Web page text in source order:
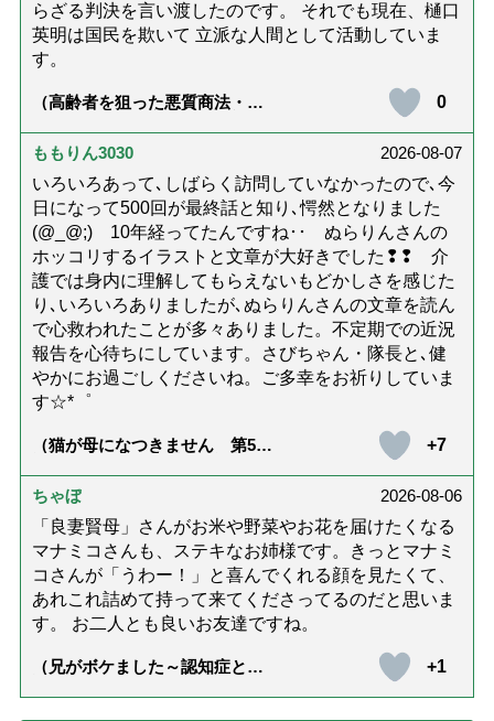
らざる判決を言い渡したのです。 それでも現在、樋口
英明は国民を欺いて 立派な人間として活動していま
す。
（高齢者を狙った悪質商法・訪
ないための4つの対策「騙されや
すい人の特徴は？」【社会福祉
0
ももりん3030
2026-08-07
いろいろあって､しばらく訪問していなかったので､今
日になって500回が最終話と知り､愕然となりました
(@_@;) 10年経ってたんですね･･ ぬらりんさんの
ホッコリするイラストと文章が大好きでした❢❢ 介
護では身内に理解してもらえないもどかしさを感じた
り､いろいろありましたが､ぬらりんさんの文章を読ん
で心救われたことが多々ありました。不定期での近況
報告を心待ちにしています。さびちゃん・隊長と､健
やかにお過ごしくださいね。ご多幸をお祈りしていま
す☆*゜
（猫が母になつきません 第500
+7
ちゃぼ
2026-08-06
「良妻賢母」さんがお米や野菜やお花を届けたくなる
マナミコさんも、ステキなお姉様です。きっとマナミ
コさんが「うわー！」と喜んでくれる顔を見たくて、
あれこれ詰めて持って来てくださってるのだと思いま
す。 お二人とも良いお友達ですね。
（兄がボケました～認知症と介
達』が届きました」）
+1